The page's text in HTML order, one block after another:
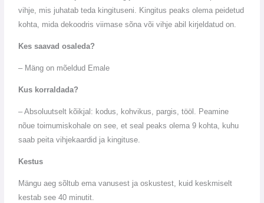
vihje, mis juhatab teda kingituseni. Kingitus peaks olema peidetud
kohta, mida dekoodris viimase sõna või vihje abil kirjeldatud on.
Kes saavad osaleda?
– Mäng on mõeldud Emale
Kus korraldada?
– Absoluutselt kõikjal: kodus, kohvikus, pargis, tööl. Peamine
nõue toimumiskohale on see, et seal peaks olema 9 kohta, kuhu
saab peita vihjekaardid ja kingituse.
Kestus
Mängu aeg sõltub ema vanusest ja oskustest, kuid keskmiselt
kestab see 40 minutit.